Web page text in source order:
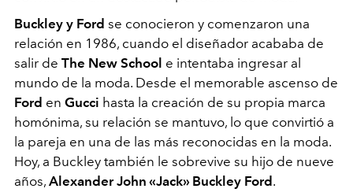
Buckley y Ford se conocieron y comenzaron una
relación en 1986, cuando el diseñador acababa de
salir de The New School e intentaba ingresar al
mundo de la moda. Desde el memorable ascenso de
Ford en Gucci hasta la creación de su propia marca
homónima, su relación se mantuvo, lo que convirtió a
la pareja en una de las más reconocidas en la moda.
Hoy, a Buckley también le sobrevive su hijo de nueve
años, Alexander John «Jack» Buckley Ford.